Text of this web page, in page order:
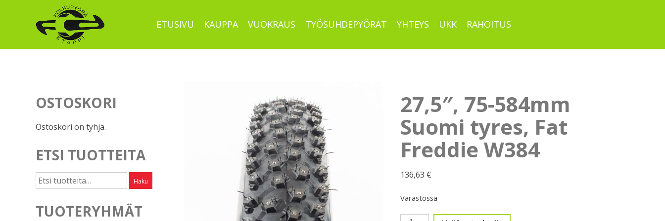
ETUSIVU KAUPPA VUOKRAUS TYÖSUHDEPYÖRÄT YHTEYS UKK RAHOITUS
OSTOSKORI
Ostoskori on tyhjä.
ETSI TUOTTEITA
Etsi: Haku
TUOTERYHMÄT
27,5″, 75-584mm
Suomi tyres, Fat
Freddie W384
136,63 €
Varastossa